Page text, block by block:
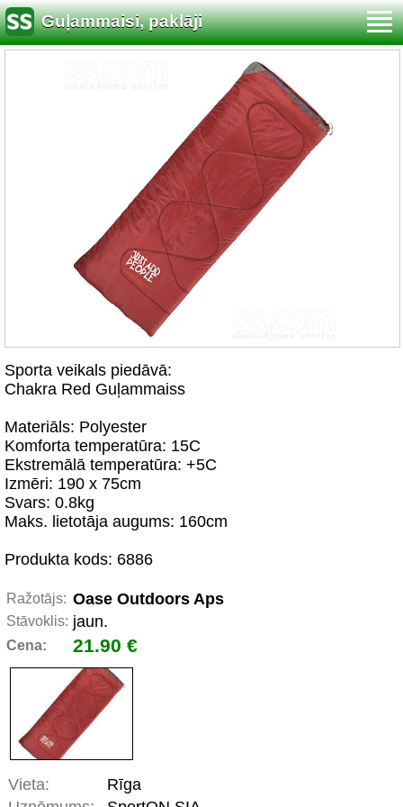
Guļammaisi, paklāji
Sporta veikals piedāvā:
Chakra Red Guļammaiss
Materiāls: Polyester
Komforta temperatūra: 15C
Ekstremālā temperatūra: +5C
Izmēri: 190 x 75cm
Svars: 0.8kg
Maks. lietotāja augums: 160cm
Produkta kods: 6886
Ražotājs: Oase Outdoors Aps
Stāvoklis: jaun.
Cena: 21.90 €
Vieta:
Rīga